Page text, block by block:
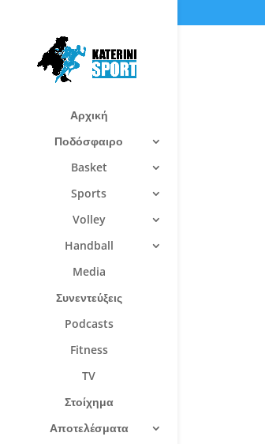
Αρχική
Ποδόσφαιρο
Basket
Sports
Volley
Handball
Media
Συνεντεύξεις
Podcasts
Fitness
TV
Στοίχημα
Αποτελέσματα